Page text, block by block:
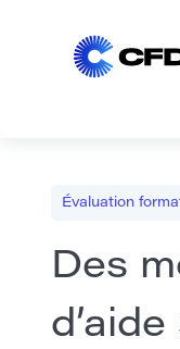
Évaluation
Des